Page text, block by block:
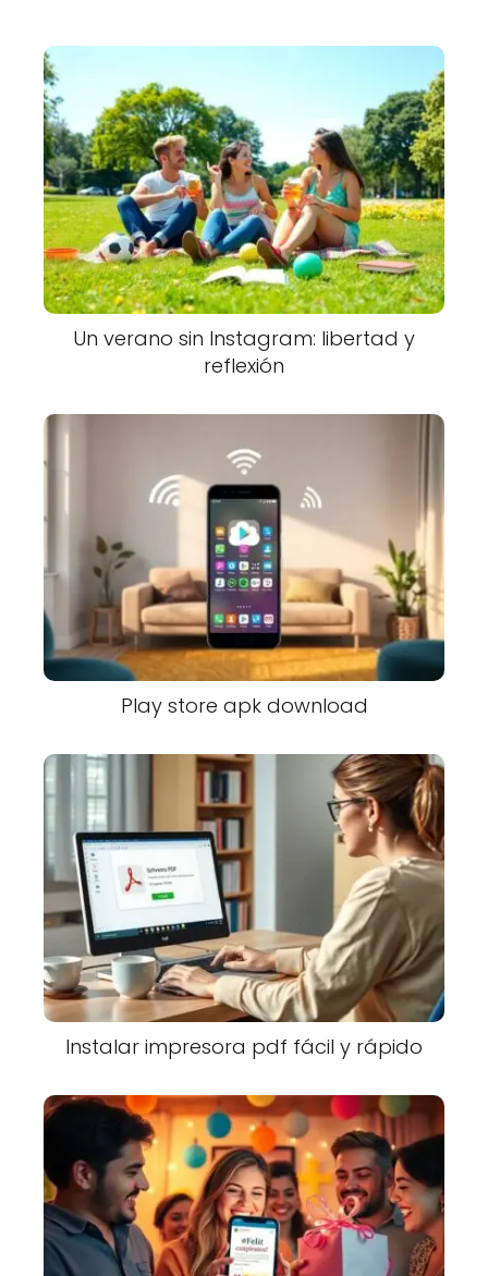
Un verano sin Instagram: libertad y
reflexión
Play store apk download
Instalar impresora pdf fácil y rápido